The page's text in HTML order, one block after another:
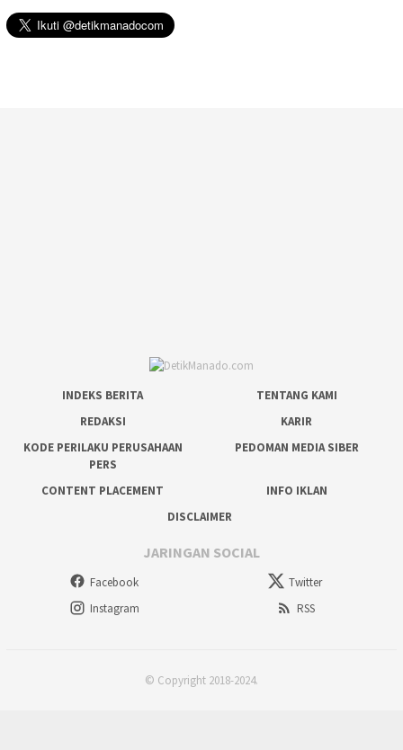
INDEKS BERITA
TENTANG KAMI
REDAKSI
KARIR
KODE PERILAKU PERUSAHAAN
PERS
PEDOMAN MEDIA SIBER
CONTENT PLACEMENT
INFO IKLAN
DISCLAIMER
JARINGAN SOCIAL
Facebook
Twitter
Instagram
RSS
© Copyright 2018-2024.